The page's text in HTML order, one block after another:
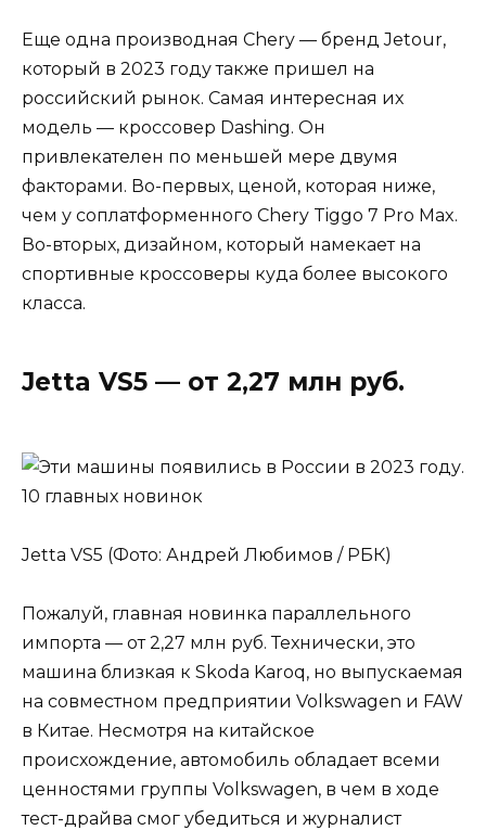
Еще одна производная Chery — бренд Jetour,
который в 2023 году также пришел на
российский рынок. Самая интересная их
модель — кроссовер Dashing. Он
привлекателен по меньшей мере двумя
факторами. Во-первых, ценой, которая ниже,
чем у соплатформенного Chery Tiggo 7 Pro Max.
Во-вторых, дизайном, который намекает на
спортивные кроссоверы куда более высокого
класса.
Jetta VS5 — от 2,27 млн руб.
Jetta VS5 (Фото: Андрей Любимов / РБК)
Пожалуй, главная новинка параллельного
импорта — от 2,27 млн руб. Технически, это
машина близкая к Skoda Karoq, но выпускаемая
на совместном предприятии Volkswagen и FAW
в Китае. Несмотря на китайское
происхождение, автомобиль обладает всеми
ценностями группы Volkswagen, в чем в ходе
тест-драйва смог убедиться и журналист